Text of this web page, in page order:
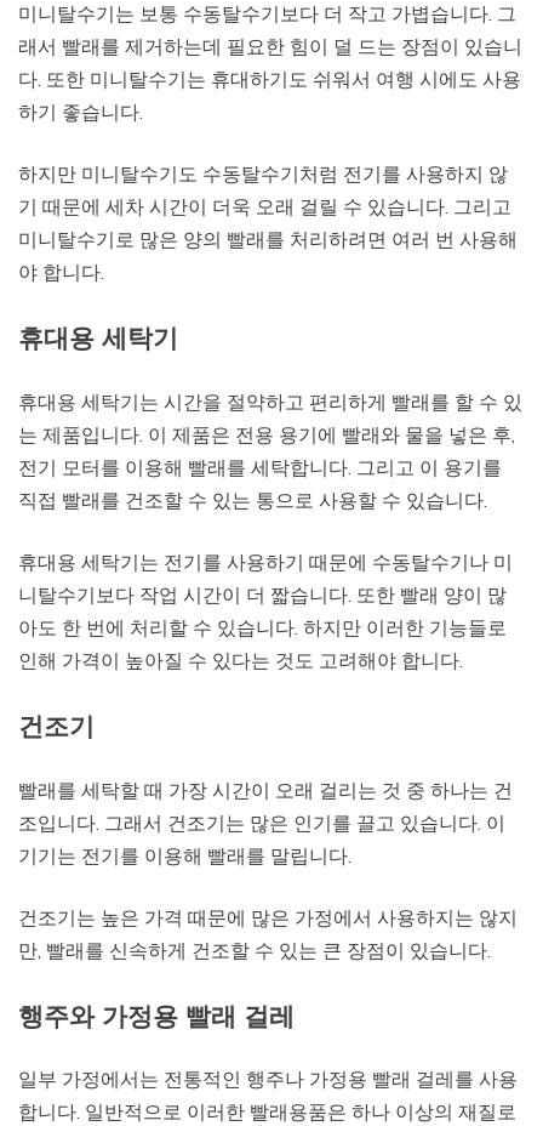
미니탈수기는 보통 수동탈수기보다 더 작고 가볍습니다. 그
래서 빨래를 제거하는데 필요한 힘이 덜 드는 장점이 있습니
다. 또한 미니탈수기는 휴대하기도 쉬워서 여행 시에도 사용
하기 좋습니다.
하지만 미니탈수기도 수동탈수기처럼 전기를 사용하지 않
기 때문에 세차 시간이 더욱 오래 걸릴 수 있습니다. 그리고
미니탈수기로 많은 양의 빨래를 처리하려면 여러 번 사용해
야 합니다.
휴대용 세탁기
휴대용 세탁기는 시간을 절약하고 편리하게 빨래를 할 수 있
는 제품입니다. 이 제품은 전용 용기에 빨래와 물을 넣은 후,
전기 모터를 이용해 빨래를 세탁합니다. 그리고 이 용기를
직접 빨래를 건조할 수 있는 통으로 사용할 수 있습니다.
휴대용 세탁기는 전기를 사용하기 때문에 수동탈수기나 미
니탈수기보다 작업 시간이 더 짧습니다. 또한 빨래 양이 많
아도 한 번에 처리할 수 있습니다. 하지만 이러한 기능들로
인해 가격이 높아질 수 있다는 것도 고려해야 합니다.
건조기
빨래를 세탁할 때 가장 시간이 오래 걸리는 것 중 하나는 건
조입니다. 그래서 건조기는 많은 인기를 끌고 있습니다. 이
기기는 전기를 이용해 빨래를 말립니다.
건조기는 높은 가격 때문에 많은 가정에서 사용하지는 않지
만, 빨래를 신속하게 건조할 수 있는 큰 장점이 있습니다.
행주와 가정용 빨래 걸레
일부 가정에서는 전통적인 행주나 가정용 빨래 걸레를 사용
합니다. 일반적으로 이러한 빨래용품은 하나 이상의 재질로